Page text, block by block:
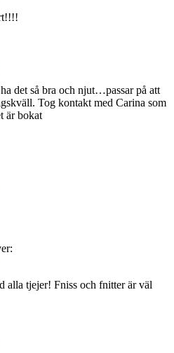
det så bra och njut…passar på att
Tog kontakt med Carina som
är bokat
alla tjejer! Fniss och fnitter är väl